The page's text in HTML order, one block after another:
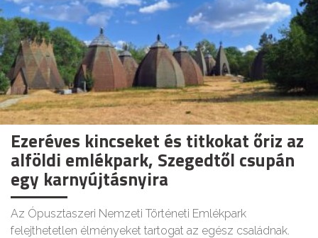
Ezeréves kincseket és titkokat őriz az
alföldi emlékpark, Szegedtől csupán
egy karnyújtásnyira
Az Ópusztaszeri Nemzeti Történeti Emlékpark
felejthetetlen élményeket tartogat az egész családnak.